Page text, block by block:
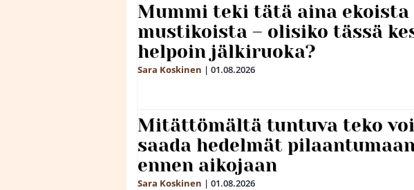
Mummi teki tätä aina ekoista
mustikoista – olisiko tässä
helpoin jälkiruoka?
Sara Koskinen | 01.08.2026
Mitättömältä tuntuva teko voi
saada hedelmät pilaantumaan
ennen aikojaan
Sara Koskinen | 01.08.2026